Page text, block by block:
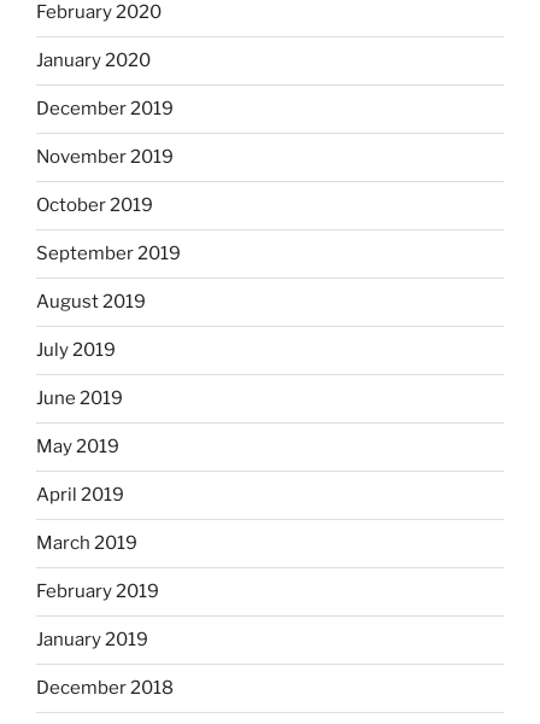
February 2020
January 2020
December 2019
November 2019
October 2019
September 2019
August 2019
July 2019
June 2019
May 2019
April 2019
March 2019
February 2019
January 2019
December 2018